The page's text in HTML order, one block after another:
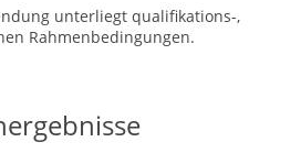
unterliegt qualifikations-,
Rahmenbedingungen.